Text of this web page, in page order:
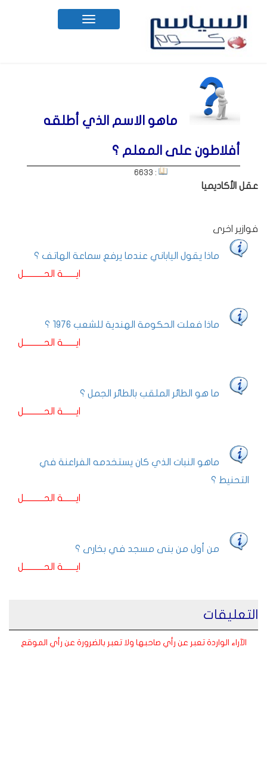
Toggle
navigation
ماهو الاسم الذي أطلقه
أفلاطون على المعلم ؟
: 6633
عقل الأكاديميا
فوازير اخرى
ماذا يقول الياباني عندما يرفع سماعة الهاتف ؟
ايـــــــة الحـــــــــــل
ماذا فعلت الحكومة الهندية للشعب 1976 ؟
ايـــــــة الحـــــــــــل
ما هو الطائر الملقب بالطائر الجمل ؟
ايـــــــة الحـــــــــــل
ماهو النبات الذي كان يستخدمه الفراعنة في
التحنيط ؟
ايـــــــة الحـــــــــــل
من أول من بنى مسجد في بخارى ؟
ايـــــــة الحـــــــــــل
التعليقات
الآراء الواردة تعبر عن رأي صاحبها ولا تعبر بالضرورة عن رأي الموقع